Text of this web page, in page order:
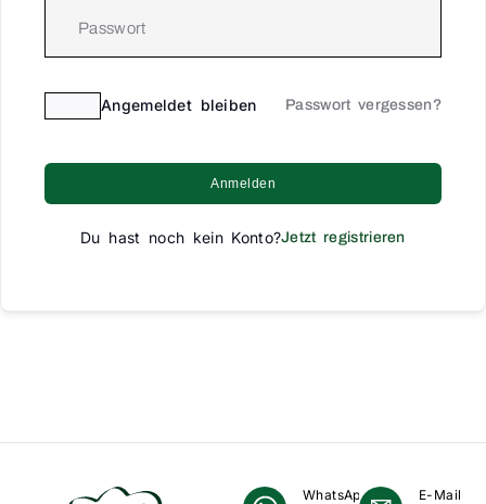
Angemeldet bleiben Passwort vergessen?
Anmelden
Du hast noch kein Konto?Jetzt registrieren
WhatsApp E-Mail